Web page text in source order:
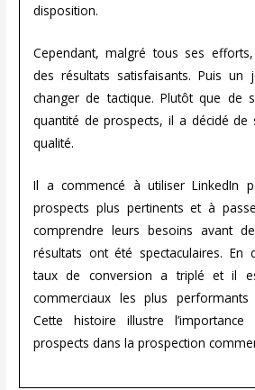
disposition.
Cependant, malgré tous ses
des résultats satisfaisants. Puis
changer de tactique. Plutôt que de
quantité de prospects, il a décidé de
qualité.
Il a commencé à utiliser LinkedIn
prospects plus pertinents et à
comprendre leurs besoins avant
résultats ont été spectaculaires. En
taux de conversion a triplé et il
commerciaux les plus
Cette histoire illustre
prospects dans la prospection